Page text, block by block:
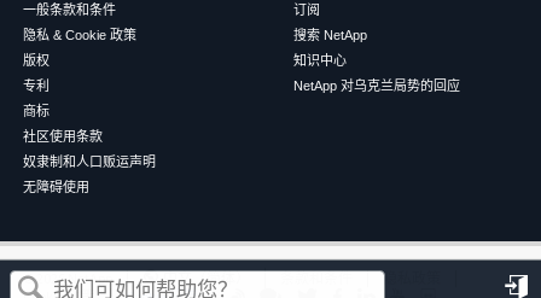
这篇文章对您有帮助吗？
一般条款和条件
隐私 & Cookie 政策
版权
专利
商标
社区使用条款
奴隶制和人口贩运声明
无障碍使用
订阅
搜索 NetApp
知识中心
NetApp 对乌克兰局势的回应
©2026NetApp 中文（简体） 条款和条件
隐私政策